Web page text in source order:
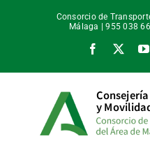
Consorcio de
Málaga | 955 038
Facebook
X